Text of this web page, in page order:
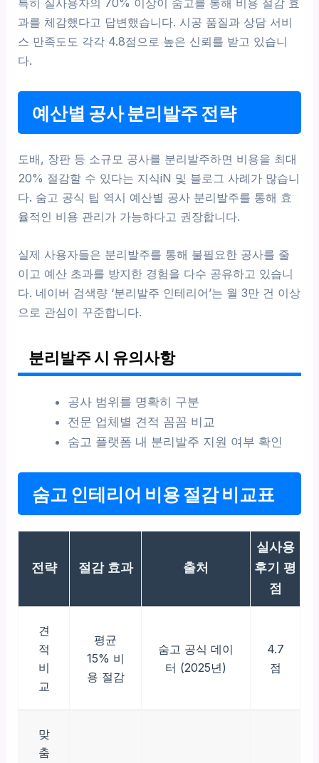
과를 체감했다고 답변했습니다. 시공 품질과 상담 서비
스 만족도도 각각 4.8점으로 높은 신뢰를 받고 있습니
다.
예산별 공사 분리발주 전략
도배, 장판 등 소규모 공사를 분리발주하면 비용을 최대
20% 절감할 수 있다는 지식iN 및 블로그 사례가 많습니
다. 숨고 공식 팁 역시 예산별 공사 분리발주를 통해 효
율적인 비용 관리가 가능하다고 권장합니다.
실제 사용자들은 분리발주를 통해 불필요한 공사를 줄
이고 예산 초과를 방지한 경험을 다수 공유하고 있습니
다. 네이버 검색량 ‘분리발주 인테리어’는 월 3만 건 이상
으로 관심이 꾸준합니다.
분리발주 시 유의사항
공사 범위를 명확히 구분
전문 업체별 견적 꼼꼼 비교
숨고 플랫폼 내 분리발주 지원 여부 확인
숨고 인테리어 비용 절감 비교표
전략 절감 효과 출처
실사용
후기 평
점
견
적
비
교
평균
15% 비
용 절감
숨고 공식 데이
터 (2025년)
4.7
점
맞
춤